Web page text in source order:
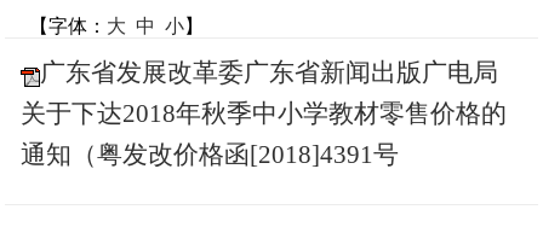
【字体： 大 中 小】
广东省发展改革委广东省新闻出版广电局
关于下达2018年秋季中小学教材零售价格的
通知（粤发改价格函[2018]4391号